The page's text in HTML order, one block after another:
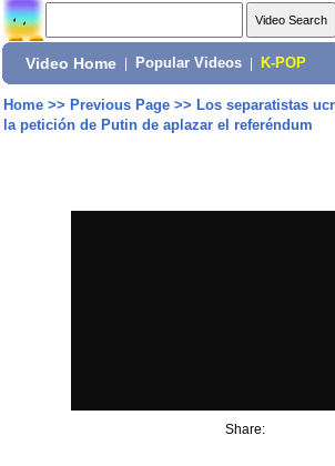
Video Home Popular Videos K-POP
Home>> Previous Page>> Los separatistas
la petición de Putin de aplazar el referéndum
Share: